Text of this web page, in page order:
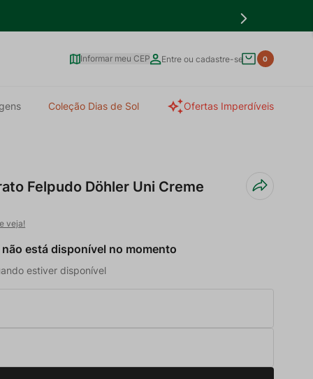
Informar meu CEP Entre ou cadastre-se 0
Coleção Dias de Sol Ofertas Imperdíveis
Felpudo Döhler Uni Creme
veja!
está disponível no momento
estiver disponível